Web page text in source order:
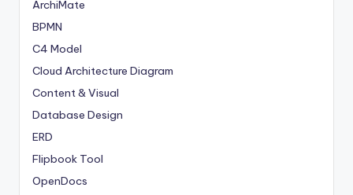
ArchiMate
BPMN
C4 Model
Cloud Architecture Diagram
Content & Visual
Database Design
ERD
Flipbook Tool
OpenDocs